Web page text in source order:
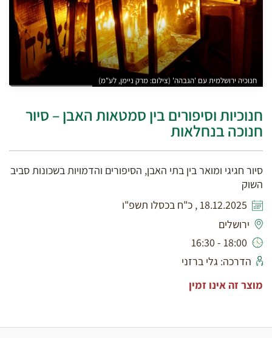
חנוכיה ירושלמית עם 'הגבהה' (צילום: מרק ניימן, לע"מ)
חנוכיות וסיפורים בין סמטאות האבן – סיור
חנוכה בנחלאות
סיור חגיגי ומואר בין בתי האבן, הסיפורים והדמויות בשכונות סביב
השוק
18.12.2025 , כ"ח בכסלו תשפ"ו
ירושלים
18:00 - 16:30
הדרכה: גלי ברזני
מוצר זה אינו זמין